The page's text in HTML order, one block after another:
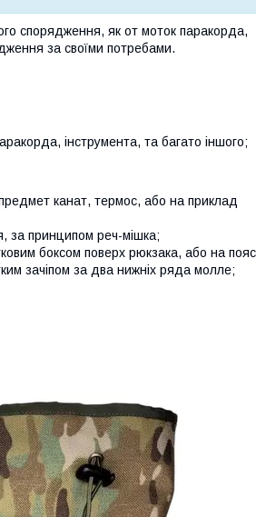
спорядження, як от моток паракорда,
за своїми потребами.
інструмента, та багато іншого;
канат, термос, або на приклад
за принципом реч-мішка;
боксом поверх рюкзака, або на
зачіпом за два нижніх ряда молле;